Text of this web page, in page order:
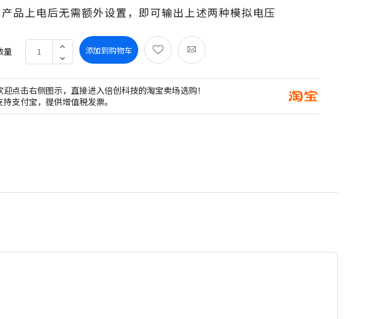
产品上电后无需额外设置，即可输出上述两种模拟电压
量 添加到购物车
迎点击右侧图示，直接进入倍创科技的淘宝卖场选购！
持支付宝，提供增值税发票。